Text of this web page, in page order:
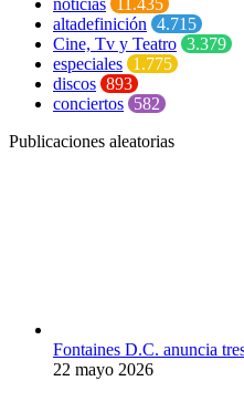
noticias 11.435
altadefinición 4.715
Cine, Tv y Teatro 3.379
especiales 1.775
discos 893
conciertos 582
Publicaciones aleatorias
Fontaines D.C. anuncia
22 mayo 2026